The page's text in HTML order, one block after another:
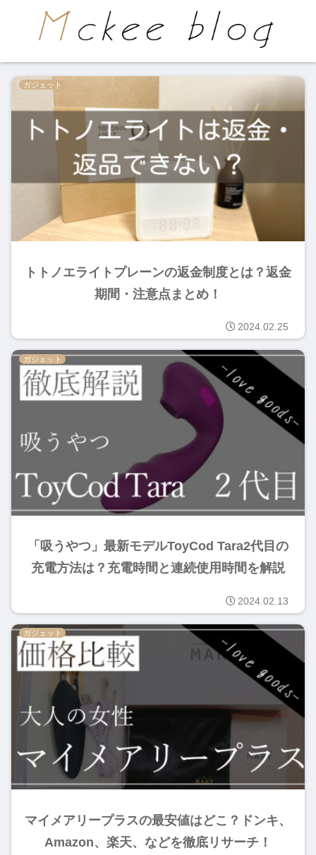
ガジェット
トトノエライトプレーンの返金制度とは？返金
期間・注意点まとめ！
2024.02.25
ガジェット
「吸うやつ」最新モデルToyCod Tara2代目の
充電方法は？充電時間と連続使用時間を解説
2024.02.13
ガジェット
マイメアリープラスの最安値はどこ？ドンキ、
Amazon、楽天、などを徹底リサーチ！